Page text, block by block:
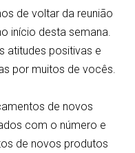
de voltar da reunião
início desta semana.
atitudes positivas e
por muitos de vocês.
de novos
com o número e
de novos produtos